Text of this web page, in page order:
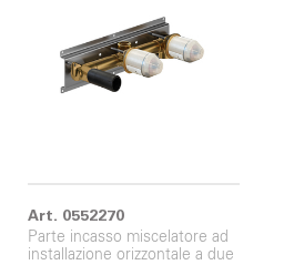
Art. 0552270
Parte incasso miscelatore ad
installazione orizzontale a due